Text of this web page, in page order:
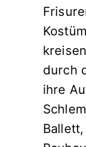
durch
ihre